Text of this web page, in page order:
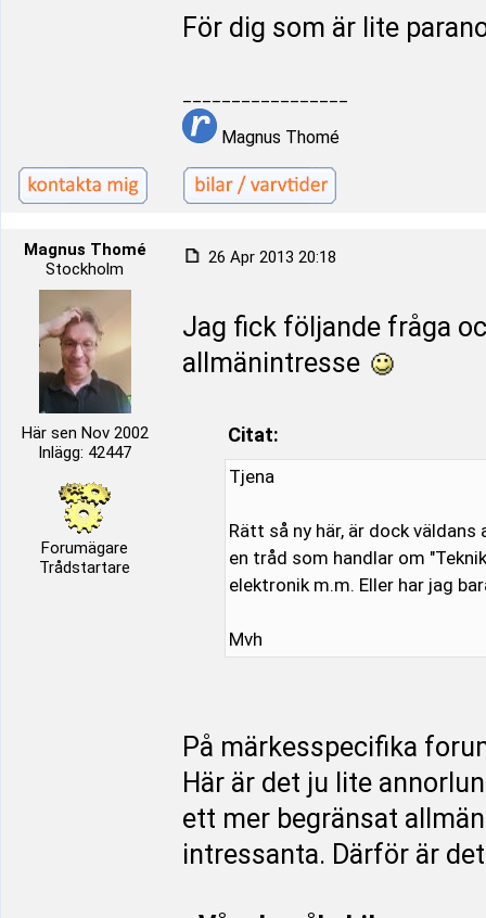
För dig som är lite
Magnus Thomé
Magnus Thomé
Stockholm
Här sen Nov 2002
Inlägg: 42447
Forumägare
Trådstartare
26 Apr 2013 20:18
Jag fick följande fråga
allmänintresse
Citat:
Tjena
Rätt så ny här, är dock
en tråd som handlar om
elektronik m.m. Eller har jag
Mvh
På märkesspecifika
Här är det ju lite
ett mer begränsat
intressanta. Därför är